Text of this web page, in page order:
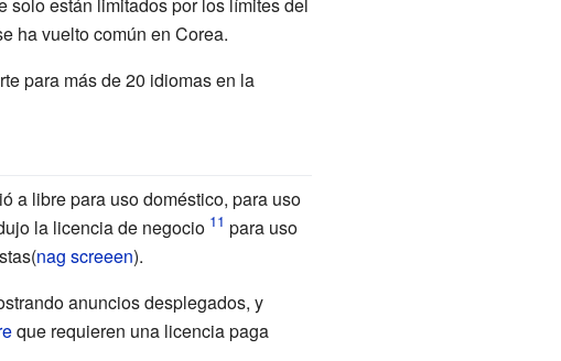
ha vuelto común en Corea.
para más de 20 idiomas en la
a libre para uso doméstico, para uso
la licencia de negocio
para uso
nag screeen).
anuncios desplegados, y
que requieren una licencia paga